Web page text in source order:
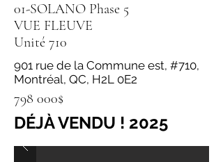
01-SOLANO Phase 5
VUE FLEUVE
Unité 710
901 rue de la Commune est, #710,
Montréal, QC, H2L 0E2
798 000$
DÉJÀ VENDU ! 2025